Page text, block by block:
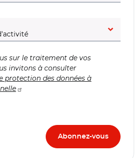
sur le traitement de vos
invitons à consulter
protection des données à